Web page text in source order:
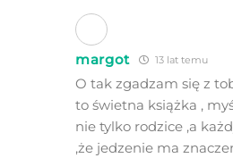
margot 13 lat temu
O tak zgadzam się z
to świetna książka ,
nie tylko rodzice ,a
,że jedzenie ma